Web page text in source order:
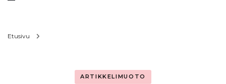
Etusivu
ARTIKKELIMUOTO